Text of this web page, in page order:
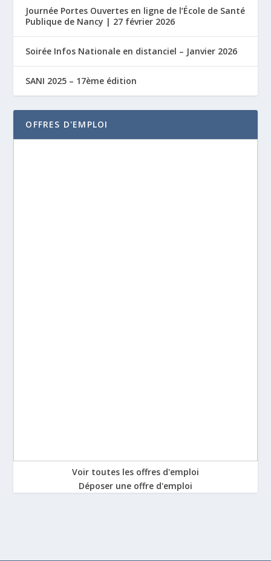
Journée Portes Ouvertes en ligne de l’École de Santé
Publique de Nancy | 27 février 2026
Soirée Infos Nationale en distanciel – Janvier 2026
SANI 2025 – 17ème édition
OFFRES D'EMPLOI
Voir toutes les offres d'emploi
Déposer une offre d'emploi